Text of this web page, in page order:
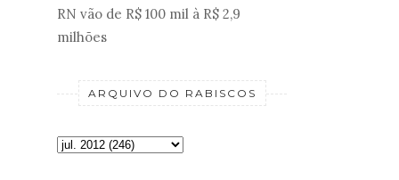
RN vão de R$ 100 mil à R$ 2,9
milhões
ARQUIVO DO RABISCOS